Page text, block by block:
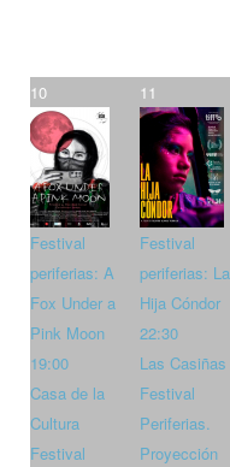
10
Festival
periferias: A
Fox Under a
Pink Moon
19:00
Casa de la
Cultura
Festival
11
Festival
periferias: La
Hija Cóndor
22:30
Las Casiñas
Festival
Periferias.
Proyección